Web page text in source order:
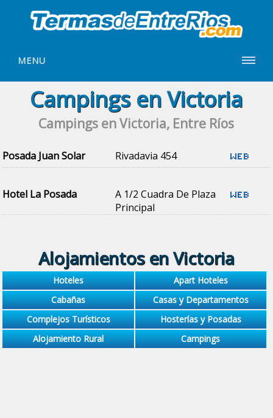
MENU
Campings en Victoria
Campings en Victoria, Entre Ríos
Posada Juan Solar Rivadavia 454
Hotel La Posada
A 1/2 Cuadra De Plaza
Principal
Alojamientos en Victoria
Hoteles
Apart Hoteles
Cabañas
Casas y Departamentos
Complejos Turísticos
Hosterías y Posadas
Alojamiento Rural
Campings